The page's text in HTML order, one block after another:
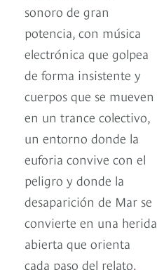
sonoro de gran
potencia, con música
electrónica que golpea
de forma insistente y
cuerpos que se mueven
en un trance colectivo,
un entorno donde la
euforia convive con el
peligro y donde la
desaparición de Mar se
convierte en una herida
abierta que orienta
cada paso del relato.